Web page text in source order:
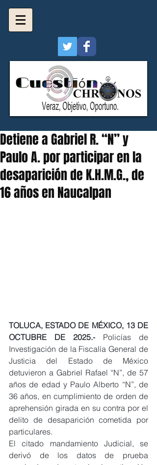
Detiene a Gabriel R. “N” y
Paulo A. por participar en la
desaparición de K.H.M.G., de
16 años en Naucalpan
TOLUCA, ESTADO DE MÉXICO, 13 DE
OCTUBRE DE 2025.- Policías de
Investigación de la Fiscalía General de
Justicia del Estado de México
detuvieron a Gabriel Rafael “N”, de 57
años de edad y Paulo Alberto “N”, de
36 años, en cumplimiento de orden de
aprehensión girada en su contra por el
delito de desaparición cometida por
particulares.
El citado mandamiento Judicial, se
derivó de los datos de prueba